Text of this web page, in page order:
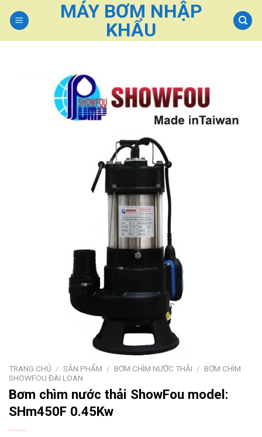
MÁY BƠM NHẬP
KHẨU
TRANG CHỦ / SẢN PHẨM / BƠM CHÌM NƯỚC THẢI / BƠM CHÌM
SHOWFOU ĐÀI LOAN
Bơm chìm nước thải ShowFou model:
SHm450F 0.45Kw